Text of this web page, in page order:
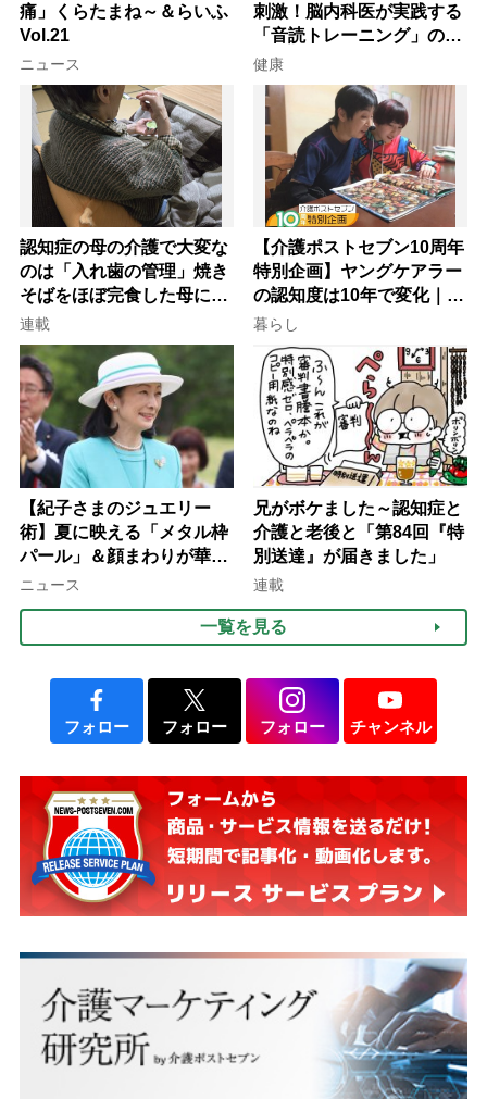
痛」くらたまね～＆らいふ
Vol.21
ニュース
刺激！脳内科医が実践する
「音読トレーニング」の極
意
健康
認知症の母の介護で大変な
のは「入れ歯の管理」焼き
そばをほぼ完食した母に息
子が血の気が引いた理由
連載
【介護ポストセブン10周年
特別企画】ヤングケアラー
の認知度は10年で変化｜流
行語大賞にノミネート、法
律にも明記されたが果たし
て現在は？
暮らし
【紀子さまのジュエリー
術】夏に映える「メタル枠
パール」＆顔まわりが華や
ぐ「揺れる一粒」の使い分
ニュース
兄がボケました～認知症と
介護と老後と「第84回『特
別送達』が届きました」
連載
一覧を見る
フォロー フォロー フォロー チャンネル